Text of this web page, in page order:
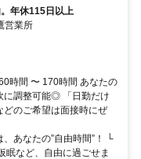
年休115日以上
営業所
時間 〜 170時間 あなたの
に調整可能◎ 「日勤だけ
のご希望は面接時にぜ
あなたの”自由時間”！ └
眠など、自由に過ごせま